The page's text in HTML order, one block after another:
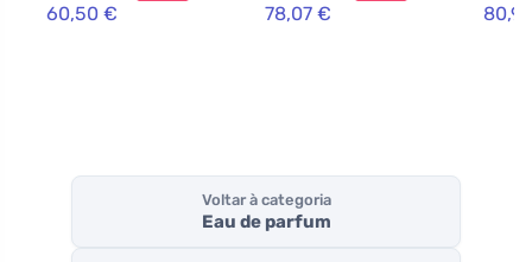
60,50 € 78,07 €
Voltar à categoria
Eau de parfum